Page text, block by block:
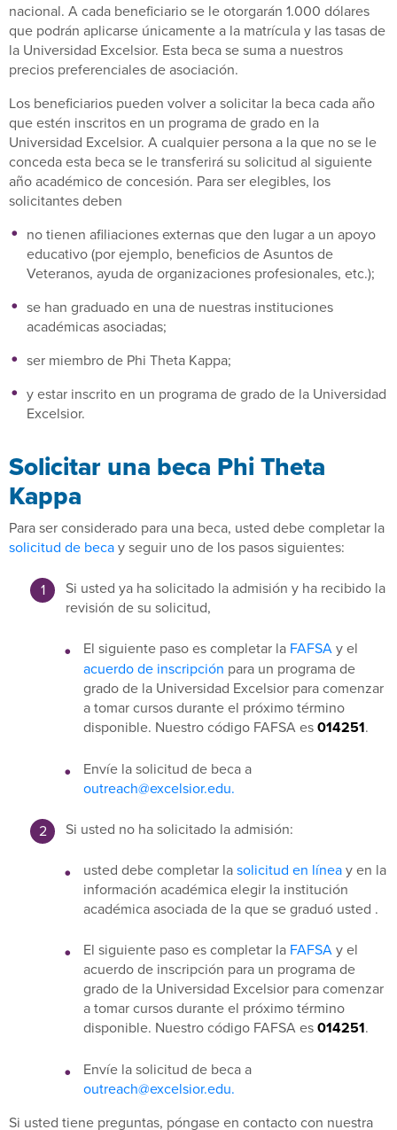
nacional. A cada beneficiario se le otorgarán 1.000 dólares
que podrán aplicarse únicamente a la matrícula y las tasas de
la Universidad Excelsior. Esta beca se suma a nuestros
precios preferenciales de asociación.
Los beneficiarios pueden volver a solicitar la beca cada año
que estén inscritos en un programa de grado en la
Universidad Excelsior. A cualquier persona a la que no se le
conceda esta beca se le transferirá su solicitud al siguiente
año académico de concesión. Para ser elegibles, los
solicitantes deben
no tienen afiliaciones externas que den lugar a un apoyo
educativo (por ejemplo, beneficios de Asuntos de
Veteranos, ayuda de organizaciones profesionales, etc.);
se han graduado en una de nuestras instituciones
académicas asociadas;
ser miembro de Phi Theta Kappa;
y estar inscrito en un programa de grado de la Universidad
Excelsior.
Solicitar una beca Phi Theta
Kappa
Para ser considerado para una beca, usted debe completar la
solicitud de becay seguir uno de los pasos siguientes:
Si usted ya ha solicitado la admisión y ha recibido la
revisión de su solicitud,
El siguiente paso es completar la FAFSAy el
acuerdo de inscripción para un programa de
grado de la Universidad Excelsior para comenzar
a tomar cursos durante el próximo término
disponible. Nuestro código FAFSA es014251.
Envíe la solicitud de beca a
outreach@excelsior.edu.
Si usted no ha solicitado la admisión:
usted debe completar lasolicitud en líneay en la
información académica elegir la institución
académica asociada de la que se graduó usted .
El siguiente paso es completar la FAFSAy el
acuerdo de inscripción para un programa de
grado de la Universidad Excelsior para comenzar
a tomar cursos durante el próximo término
disponible. Nuestro código FAFSA es014251.
Envíe la solicitud de beca a
outreach@excelsior.edu.
Si usted tiene preguntas, póngase en contacto con nuestra